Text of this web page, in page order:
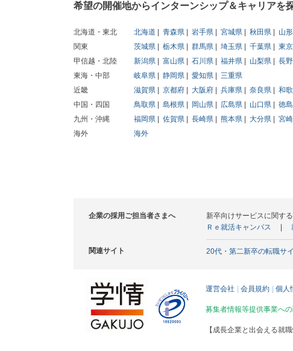
希望の開催地からインターンシップ＆キャリアを
北海道・東北 北海道 青森県 岩手県 宮城県 秋田県 山
関東
茨城県 栃木県 群馬県 埼玉県 千葉県 東
甲信越・北陸
新潟県 富山県 石川県 福井県 山梨県
長
東海・中部
岐阜県 静岡県 愛知県
三重県
近畿
滋賀県 京都府 大阪府 兵庫県 奈良県
和
中国・四国
鳥取県 島根県 岡山県 広島県 山口県 徳
九州・沖縄
福岡県 佐賀県 長崎県 熊本県 大分県 宮
海外
海外
企業の採用ご担当者さまへ
新卒向けサービスに関す
Ｒｅ就活キャンパス
関連サイト 20代・第二新卒の転職サ
運営会社 会員規約 個人
募集者情報等提供事業へ
【成長企業と出会える就